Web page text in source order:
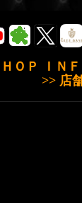
ＨＯＰ ＩＮ
>> 店